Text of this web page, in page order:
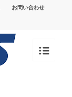
お問い合わせ